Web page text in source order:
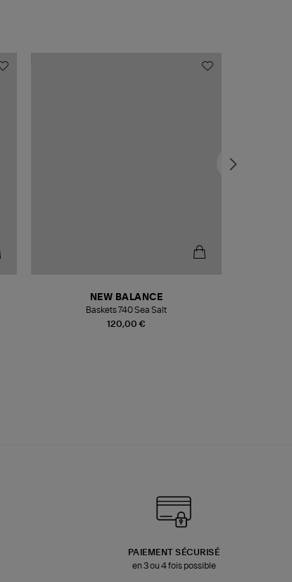
120,00 €
NEW BALANCE
Baskets 740 Sea Salt
PAIEMENT SÉCURISÉ
en 3 ou 4 fois possible